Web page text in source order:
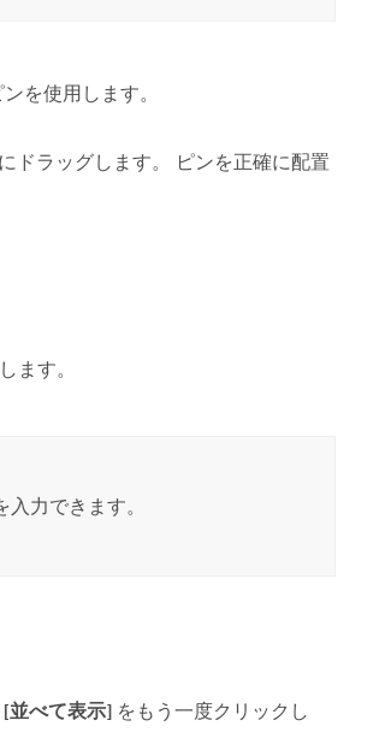
を使用します。
ドラッグします。 ピンを正確に配置
ます。
力できます。
[並べて表示]をもう一度クリックし